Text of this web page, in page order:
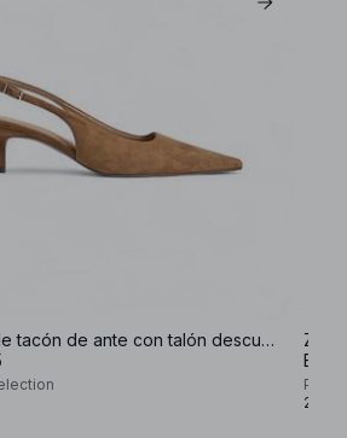
Zapatos de tacón de ante con talón descubierto
EUR
2